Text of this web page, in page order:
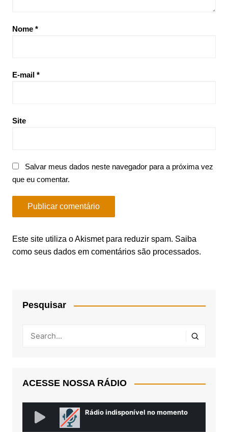
Nome *
E-mail *
Site
Salvar meus dados neste navegador para a próxima vez
que eu comentar.
Este site utiliza o Akismet para reduzir spam. Saiba
como seus dados em comentários são processados.
Pesquisar
ACESSE NOSSA RÁDIO